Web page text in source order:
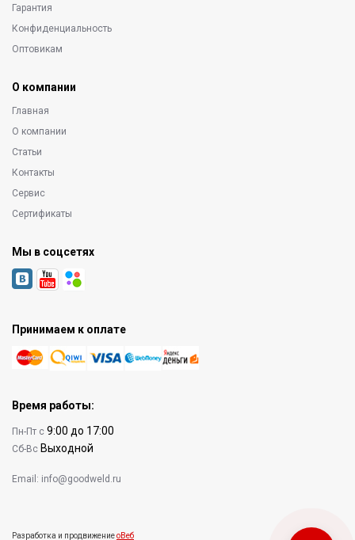
Гарантия
Конфиденциальность
Оптовикам
О компании
Главная
О компании
Статьи
Контакты
Сервис
Сертификаты
Мы в соцсетях
Принимаем к оплате
Время работы:
Пн-Пт с 9:00 до 17:00
Сб-Вс Выходной
Email: info@goodweld.ru
Разработка и продвижениеоВеб